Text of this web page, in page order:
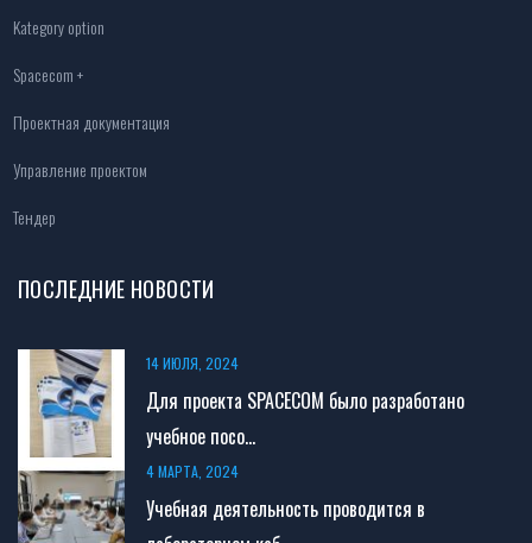
Kategory option
Spacecom +
Проектная документация
Управление проектом
Тендер
ПОСЛЕДНИЕ НОВОСТИ
14 ИЮЛЯ, 2024
Для проекта SPACECOM было разработано
учебное посо...
4 МАРТА, 2024
Учебная деятельность проводится в